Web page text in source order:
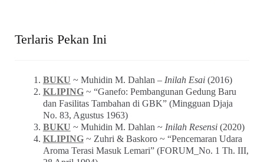
Terlaris Pekan Ini
BUKU ~ Muhidin M. Dahlan – Inilah Esai(2016)
KLIPING~ “Ganefo: Pembangunan Gedung Baru
dan Fasilitas Tambahan di GBK” (Mingguan Djaja
No. 83, Agustus 1963)
BUKU ~ Muhidin M. Dahlan ~ Inilah Resensi(2020)
KLIPING~ Zuhri & Baskoro ~ “Pencemaran Udara
Aroma Terasi Masuk Lemari” (FORUM_No. 1 Th. III,